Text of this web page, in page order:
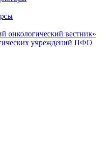
онкологический вестник»
учреждений ПФО